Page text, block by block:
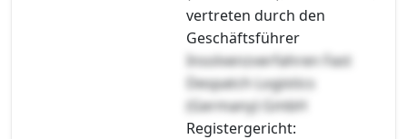
vertreten durch den
Geschäftsführer
Insolvenzverfahren Fast
Despatch Logistics
(Germany) GmbH
Registergericht: